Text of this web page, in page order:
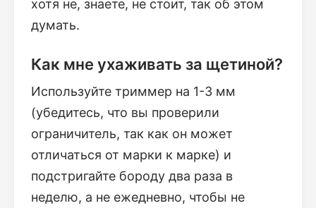
хотя не, знаете, не стоит, так об этом
думать.
Как мне ухаживать за щетиной?
Используйте триммер на 1-3 мм
(убедитесь, что вы проверили
ограничитель, так как он может
отличаться от марки к марке) и
подстригайте бороду два раза в
неделю, а не ежедневно, чтобы не